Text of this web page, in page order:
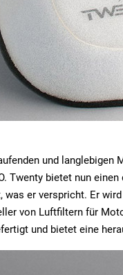
und langlebigen
Twenty bietet nun
was er verspricht. Er
von Luftfiltern für
und bietet eine